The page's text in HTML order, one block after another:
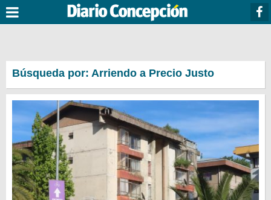
Búsqueda por: Arriendo a Precio Justo